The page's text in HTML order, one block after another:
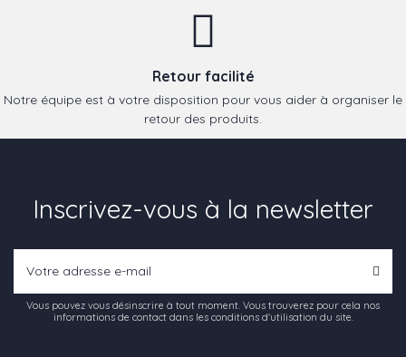
Retour facilité
Notre équipe est à votre disposition pour vous aider à organiser le
retour des produits.
Inscrivez-vous à la newsletter
Vous pouvez vous désinscrire à tout moment. Vous trouverez pour cela nos
informations de contact dans les conditions d'utilisation du site.